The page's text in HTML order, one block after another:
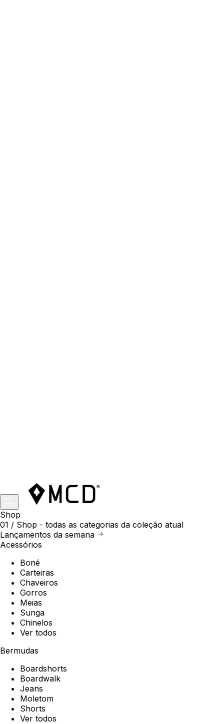
Shop
01 / Shop - todas as categorias da coleção atual
Lançamentos da semana
Acessórios
Boné
Carteiras
Chaveiros
Gorros
Meias
Sunga
Chinelos
Ver todos
Bermudas
Boardshorts
Boardwalk
Jeans
Moletom
Shorts
Ver todos